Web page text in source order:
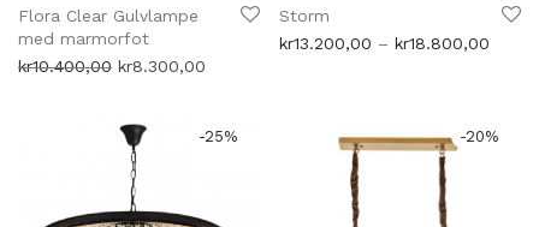
Flora Clear Gulvlampe
med marmorfot
kr10.400,00 Opprinnelig
kr8.300,00
Storm
kr13.200,00 – kr18.800,00
-25% -20%